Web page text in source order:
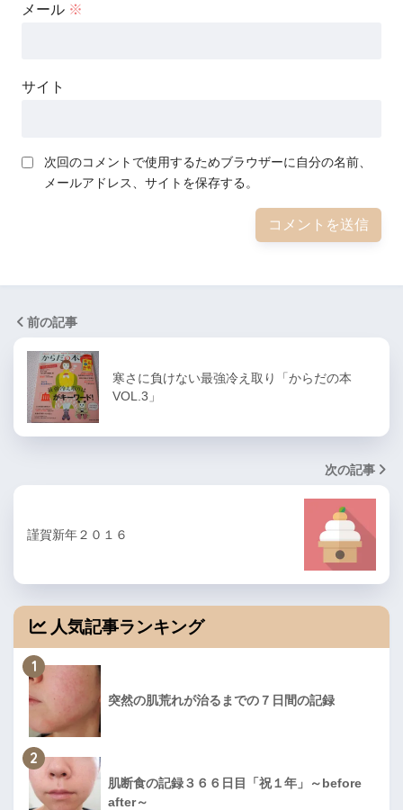
メール ※
サイト
次回のコメントで使用するためブラウザーに自分の名前、
メールアドレス、サイトを保存する。
前の記事
寒さに負けない最強冷え取り「からだの本
VOL.3」
次の記事
謹賀新年２０１６
人気記事ランキング
1
突然の肌荒れが治るまでの７日間の記録
2
肌断食の記録３６６日目「祝１年」～before
after～